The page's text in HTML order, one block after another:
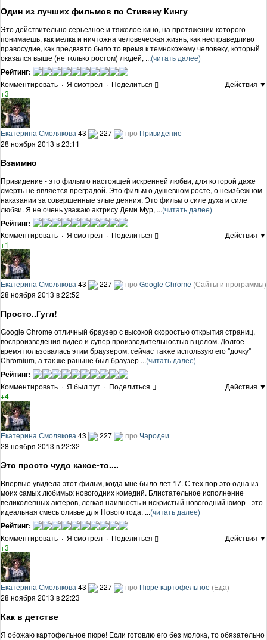
Один из лучших фильмов по Стивену Кингу
Это действительно серьезное и тяжелое кино, на протяжении которого
понимаешь, как мелка и ничтожна человеческая жизнь, как несправедливо
правосудие, как предвзято было то время к темнокожему человеку, который
оказался выше (не только ростом) людей, ...(читать далее)
Рейтинг:
Комментировать · Я смотрел · Поделиться
Действия ▼
+3
Екатерина Смолякова 43 227 про Привидение
28 ноября 2013 в 23:11
Взаимно
Привидение - это фильм о настоящей искренней любви, для которой даже
смерть не является преградой. Это фильм о душевном росте, о неизбежном
наказании за совершенные злые деяния. Это фильм о силе духа и силе
любви. Я не очень уважаю актрису Деми Мур, ...(читать далее)
Рейтинг:
Комментировать · Я смотрел · Поделиться
Действия ▼
+1
Екатерина Смолякова43 227 про Google Chrome (Сайты и программы)
28 ноября 2013 в 22:52
Просто..Гугл!
Google Chrome отличный браузер с высокой скоростью открытия страниц,
воспроизведения видео и супер производительностью в целом. Долгое
время пользовалась этим браузером, сейчас также использую его "дочку"
Chromium, а так же раньше был браузер ...(читать далее)
Рейтинг:
Комментировать · Я был тут · Поделиться
Действия ▼
+4
Екатерина Смолякова 43 227 про Чародеи
28 ноября 2013 в 22:32
Это просто чудо какое-то....
Впервые увидела этот фильм, когда мне было лет 17. С тех пор это одна из
моих самых любимых новогодних комедий. Блистательное исполнение
великолепных актеров, легкая наивность и искристый новогодний юмор - это
идеальная смесь оливье для Нового года. ...(читать далее)
Рейтинг:
Комментировать · Я смотрел · Поделиться
Действия ▼
+3
Екатерина Смолякова 43 227 про Пюре картофельное (Еда)
28 ноября 2013 в 22:23
Как в детстве
Я обожаю картофельное пюре! Если готовлю его без молока, то обязательно